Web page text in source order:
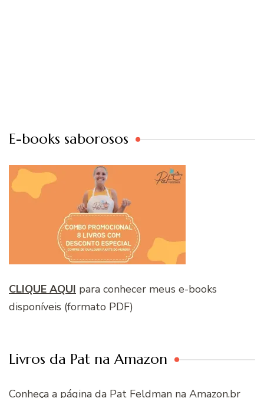
E-books saborosos
CLIQUE AQUI para conhecer meus e-books
disponíveis (formato PDF)
Livros da Pat na Amazon
Conheça a página da Pat Feldman na Amazon.br